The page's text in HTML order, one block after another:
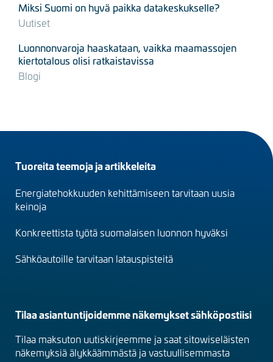
Miksi Suomi on hyvä paikka datakeskukselle?
Uutiset
Luonnonvaroja haaskataan, vaikka maamassojen
kiertotalous olisi ratkaistavissa
Blogi
Footer
menu
(fi)
Tuoreita teemoja ja artikkeleita
Energiatehokkuuden kehittämiseen tarvitaan uusia
keinoja
Konkreettista työtä suomalaisen luonnon hyväksi
Sähköautoille tarvitaan latauspisteitä
Tilaa asiantuntijoidemme näkemykset sähköpostiisi
Tilaa maksuton uutiskirjeemme ja saat sitowiseläisten
näkemyksiä älykkäämmästä ja vastuullisemmasta